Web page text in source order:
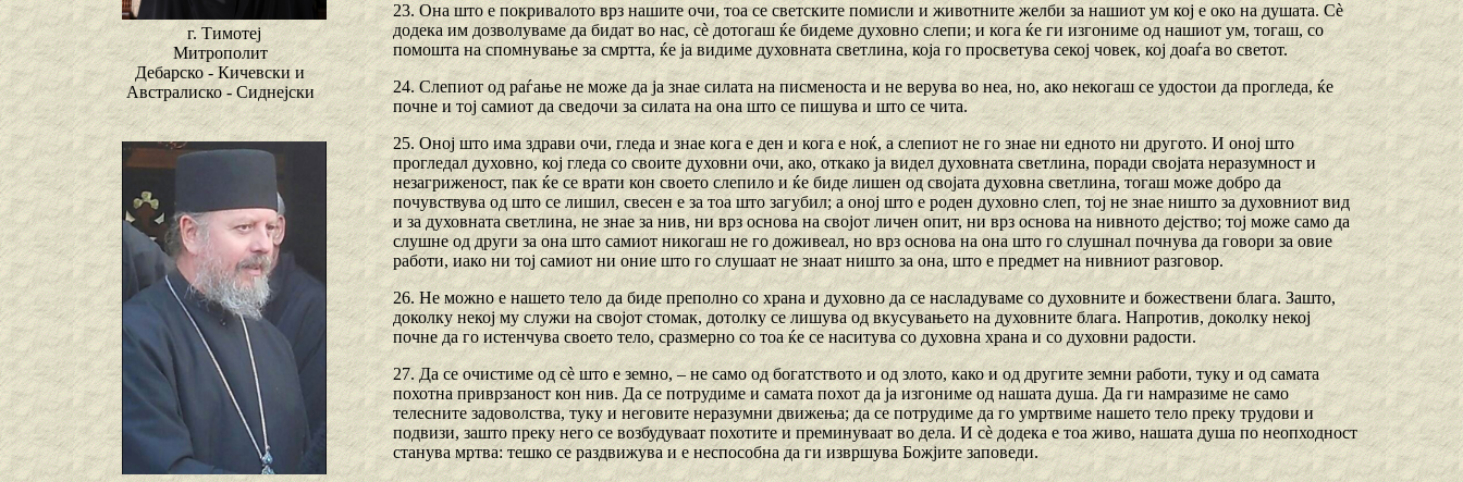
г. Тимотеј
Митрополит
Дебарско - Кичевски и
Австралиско - Сиднејски
23. Она што е покривалото врз нашите очи, тоа се светските помисли и животните желби за нашиот ум кој е око на душата. Сѐ
додека им дозволуваме да бидат во нас, сѐ дотогаш ќе бидеме духовно слепи; и кога ќе ги изгониме од нашиот ум, тогаш, со
помошта на спомнување за смртта, ќе ја видиме духовната светлина, која го просветува секој човек, кој доаѓа во светот.
24. Слепиот од раѓање не може да ја знае силата на писменоста и не верува во неа, но, ако некогаш се удостои да прогледа, ќе
почне и тој самиот да сведочи за силата на она што се пишува и што се чита.
25. Оној што има здрави очи, гледа и знае кога е ден и кога е ноќ, а слепиот не го знае ни едното ни другото. И оној што
прогледал духовно, кој гледа со своите духовни очи, ако, откако ја видел духовната светлина, поради својата неразумност и
незагриженост, пак ќе се врати кон своето слепило и ќе биде лишен од својата духовна светлина, тогаш може добро да
почувствува од што се лишил, свесен е за тоа што загубил; а оној што е роден духовно слеп, тој не знае ништо за духовниот вид
и за духовната светлина, не знае за нив, ни врз основа на својот личен опит, ни врз основа на нивното дејство; тој може само да
слушне од други за она што самиот никогаш не го доживеал, но врз основа на она што го слушнал почнува да говори за овие
работи, иако ни тој самиот ни оние што го слушаат не знаат ништо за она, што е предмет на нивниот разговор.
26. Не можно е нашето тело да биде преполно со храна и духовно да се насладуваме со духовните и божествени блага. Зашто,
доколку некој му служи на својот стомак, дотолку се лишува од вкусувањето на духовните блага. Напротив, доколку некој
почне да го истенчува своето тело, сразмерно со тоа ќе се наситува со духовна храна и со духовни радости.
27. Да се очистиме од сѐ што е земно, – не само од богатството и од злото, како и од другите земни работи, туку и од самата
похотна приврзаност кон нив. Да се потрудиме и самата похот да ја изгониме од нашата душа. Да ги намразиме не само
телесните задоволства, туку и неговите неразумни движења; да се потрудиме да го умртвиме нашето тело преку трудови и
подвизи, зашто преку него се возбудуваат похотите и преминуваат во дела. И сѐ додека е тоа живо, нашата душа по неопходност
станува мртва: тешко се раздвижува и е неспособна да ги извршува Божјите заповеди.